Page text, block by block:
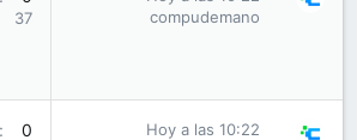
37
compudemano
0
Hoy a las 10:22